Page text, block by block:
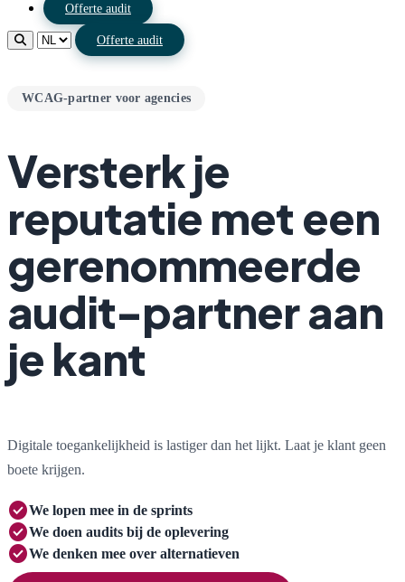
Offerte audit
Offerte audit
WCAG-partner voor agencies
Versterk je
reputatie met een
gerenommeerde
audit-partner aan
je kant
Digitale toegankelijkheid is lastiger dan het lijkt. Laat je klant geen
boete krijgen.
check_circleWe lopen mee in de sprints
check_circleWe doen audits bij de oplevering
check_circleWe denken mee over alternatieven